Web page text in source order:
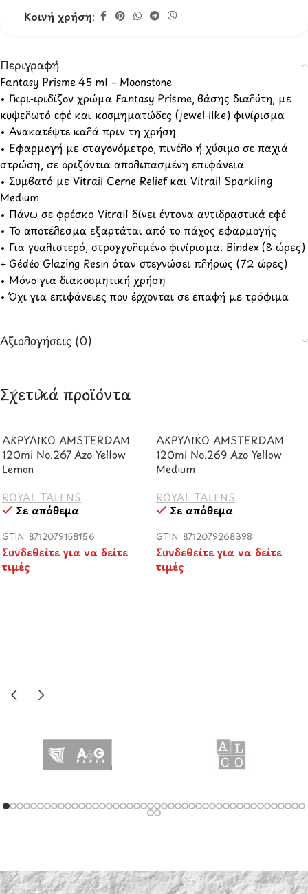
Κοινή χρήση:
Περιγραφή
Fantasy Prisme 45 ml – Moonstone
• Γκρι‑ιριδίζον χρώμα Fantasy Prisme, βάσης διαλύτη, με
κυψελωτό εφέ και κοσμηματώδες (jewel‑like) φινίρισμα
• Ανακατέψτε καλά πριν τη χρήση
• Εφαρμογή με σταγονόμετρο, πινέλο ή χύσιμο σε παχιά
στρώση, σε οριζόντια απολιπασμένη επιφάνεια
• Συμβατό με Vitrail Cerne Relief και Vitrail Sparkling
Medium
• Πάνω σε φρέσκο Vitrail δίνει έντονα αντιδραστικά εφέ
• Το αποτέλεσμα εξαρτάται από το πάχος εφαρμογής
• Για γυαλιστερό, στρογγυλεμένο φινίρισμα: Bindex (8 ώρες)
+ Gédéo Glazing Resin όταν στεγνώσει πλήρως (72 ώρες)
• Μόνο για διακοσμητική χρήση
• Όχι για επιφάνειες που έρχονται σε επαφή με τρόφιμα
Αξιολογήσεις (0)
Σχετικά προϊόντα
ΑΚΡΥΛΙΚΟ AMSTERDAM
120ml No.267 Azo Yellow
Lemon
ROYAL TALENS
Σε απόθεμα
GTIN: 8712079158156
Συνδεθείτε για να δείτε
τιμές
ΑΚΡΥΛΙΚΟ AMSTERDAM
120ml No.269 Azo Yellow
Medium
ROYAL TALENS
Σε απόθεμα
GTIN: 8712079268398
Συνδεθείτε για να δείτε
τιμές